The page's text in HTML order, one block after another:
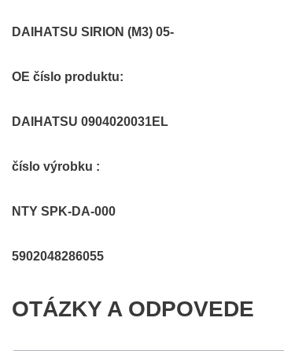
DAIHATSU SIRION (M3) 05-
OE číslo produktu:
DAIHATSU 0904020031EL
číslo výrobku :
NTY SPK-DA-000
5902048286055
OTÁZKY A ODPOVEDE